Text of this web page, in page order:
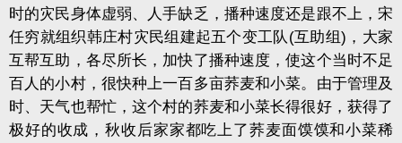
时的灾民身体虚弱、人手缺乏，播种速度还是跟不上，宋
任穷就组织韩庄村灾民组建起五个变工队(互助组)，大家
互帮互助，各尽所长，加快了播种速度，使这个当时不足
百人的小村，很快种上一百多亩荞麦和小菜。由于管理及
时、天气也帮忙，这个村的荞麦和小菜长得很好，获得了
极好的收成，秋收后家家都吃上了荞麦面馍馍和小菜稀